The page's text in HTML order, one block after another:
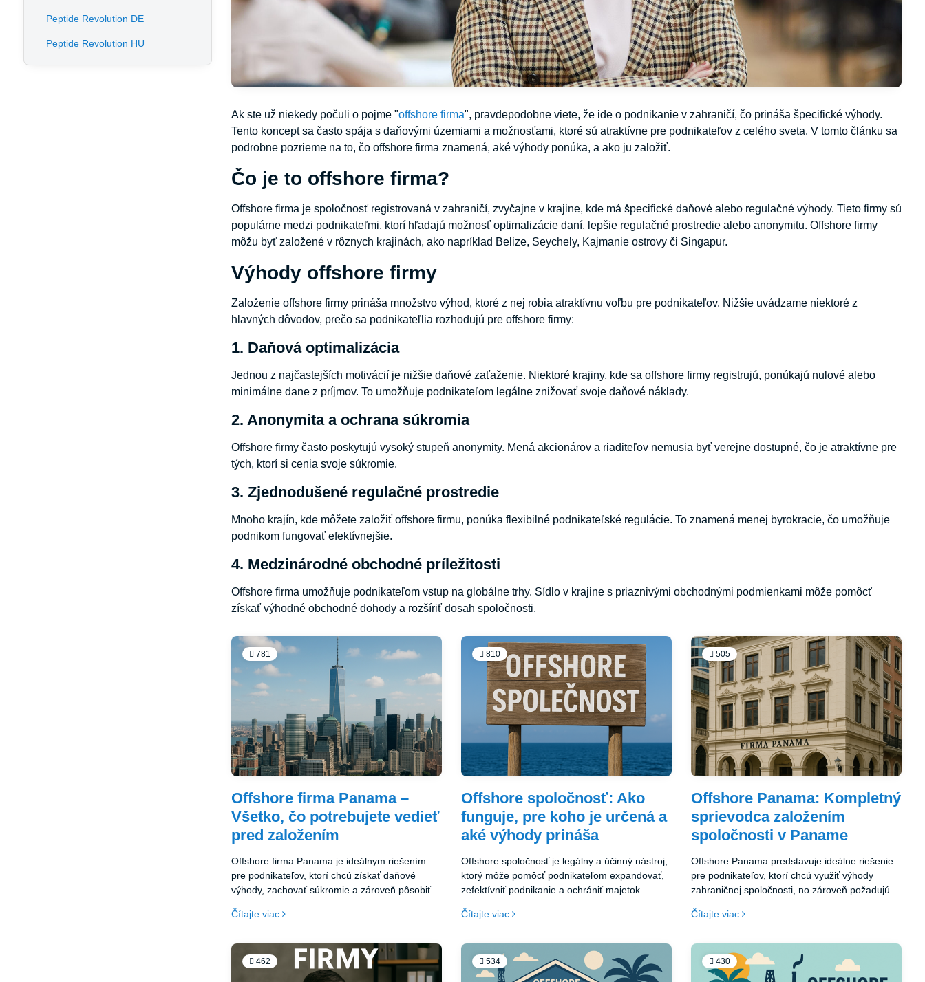
Ak ste už niekedy počuli o pojme "offshore firma", pravdepodobne viete, že ide o podnikanie v zahraničí, čo prináša špecifické výhody.
Tento koncept sa často spája s daňovými územiami a možnosťami, ktoré sú atraktívne pre podnikateľov z celého sveta. V tomto článku sa
podrobne pozrieme na to, čo offshore firma znamená, aké výhody ponúka, a ako ju založiť.
Čo je to offshore firma?
Offshore firma je spoločnosť registrovaná v zahraničí, zvyčajne v krajine, kde má špecifické daňové alebo regulačné výhody. Tieto firmy sú
populárne medzi podnikateľmi, ktorí hľadajú možnosť optimalizácie daní, lepšie regulačné prostredie alebo anonymitu. Offshore firmy
môžu byť založené v rôznych krajinách, ako napríklad Belize, Seychely, Kajmanie ostrovy či Singapur.
Výhody offshore firmy
Založenie offshore firmy prináša množstvo výhod, ktoré z nej robia atraktívnu voľbu pre podnikateľov. Nižšie uvádzame niektoré z
hlavných dôvodov, prečo sa podnikateľlia rozhodujú pre offshore firmy:
1. Daňová optimalizácia
Jednou z najčastejších motivácií je nižšie daňové zaťaženie. Niektoré krajiny, kde sa offshore firmy registrujú, ponúkajú nulové alebo
minimálne dane z príjmov. To umožňuje podnikateľom legálne znižovať svoje daňové náklady.
2. Anonymita a ochrana súkromia
Offshore firmy často poskytujú vysoký stupeň anonymity. Mená akcionárov a riaditeľov nemusia byť verejne dostupné, čo je atraktívne pre
tých, ktorí si cenia svoje súkromie.
3. Zjednodušené regulačné prostredie
Mnoho krajín, kde môžete založiť offshore firmu, ponúka flexibilné podnikateľské regulácie. To znamená menej byrokracie, čo umožňuje
podnikom fungovať efektívnejšie.
4. Medzinárodné obchodné príležitosti
Offshore firma umožňuje podnikateľom vstup na globálne trhy. Sídlo v krajine s priaznivými obchodnými podmienkami môže pomôcť
získať výhodné obchodné dohody a rozšíriť dosah spoločnosti.
781
Offshore firma Panama –
Všetko, čo potrebujete vedieť
pred založením
Offshore firma Panama je ideálnym riešením
pre podnikateľov, ktorí chcú získať daňové
výhody, zachovať súkromie a zároveň pôsobiť
právnemu rámcu, rýchlosti založenia a reputácii
centra, je offshore firma v Paname nástroj, ktorý
vám môže otvoriť dvere k efektívnemu a
strategickému podnikaniu. Ak plánujete založiť
Čítajte viac
810
Offshore spoločnosť: Ako
funguje, pre koho je určená a
aké výhody prináša
Offshore spoločnosť je legálny a účinný nástroj,
ktorý môže pomôcť podnikateľom expandovať,
zefektívniť podnikanie a ochrániť majetok.
správne nastavenie a rešpektovanie daňových
uvažujete nad tým, že si založíte offshore
spoločnosť, odporúčame poradiť sa s
odborníkmi, ktorí vám pomôžu nájsť
Čítajte viac
505
Offshore Panama: Kompletný
sprievodca založením
spoločnosti v Paname
Offshore Panama predstavuje ideálne riešenie
pre podnikateľov, ktorí chcú využiť výhody
zahraničnej spoločnosti, no zároveň požadujú
jedinečné spojenie daňovej neutrality, právnej
najlepšie offshore destinácie na svete. Ak
hľadáte spôsob, ako expandovať do zahraničia,
optimalizovať dane alebo ochrániť svoj majetok,
Čítajte viac
462 534 430
Peptide Revolution DE
Peptide Revolution HU